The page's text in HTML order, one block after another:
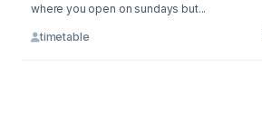
where you open on sundays but...
timetable